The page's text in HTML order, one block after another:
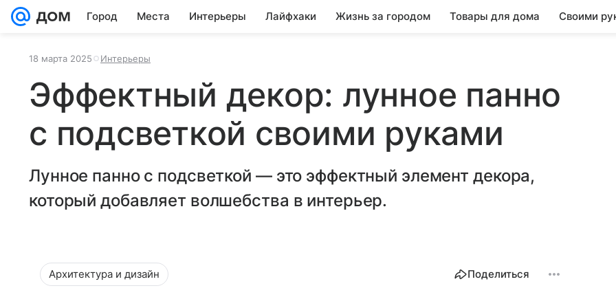
Город Места Интерьеры Лайфхаки Жизнь за городом Товары для дома Своими
18 марта 2025 Интерьеры
Эффектный декор: лунное панно
с подсветкой своими руками
Лунное панно с подсветкой — это эффектный элемент декора,
который добавляет волшебства в интерьер.
Архитектура и дизайн Поделиться